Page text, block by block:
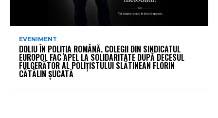
EVENIMENT
DOLIU ÎN POLIȚIA ROMÂNĂ. COLEGII DIN SINDICATUL
EUROPOL FAC APEL LA SOLIDARITATE DUPĂ DECESUL
FULGERĂTOR AL POLIȚISTULUI SLĂTINEAN FLORIN
CĂTĂLIN ȘUCATĂ